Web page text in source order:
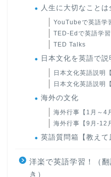
人生に大切なこと
YouTubeで英語学
TED-Edで英語学習
TED Talks
日本文化を英語で説
日本文化英語説明
日本文化英語説明
海外の文化
海外行事【1月～4
海外行事【9月-12
英語質問箱【教えて
洋楽で英語学習！（
き）